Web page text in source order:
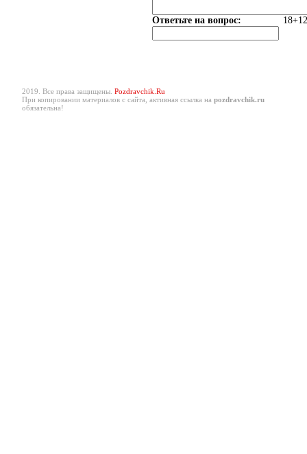
Ответьте на вопрос:
2019. Все права защищены. Pozdravchik.Ru
При копировании материалов с сайта, активная ссылка на pozdravchik.ru
обязательна!